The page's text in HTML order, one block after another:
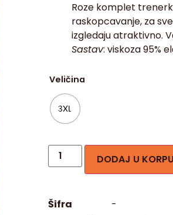
Roze komplet
raskopcavanje, za
izgledaju atraktivno.
Sastav: viskoza 95%
Veličina
3XL
DODAJ U KORPU
Šifra
-